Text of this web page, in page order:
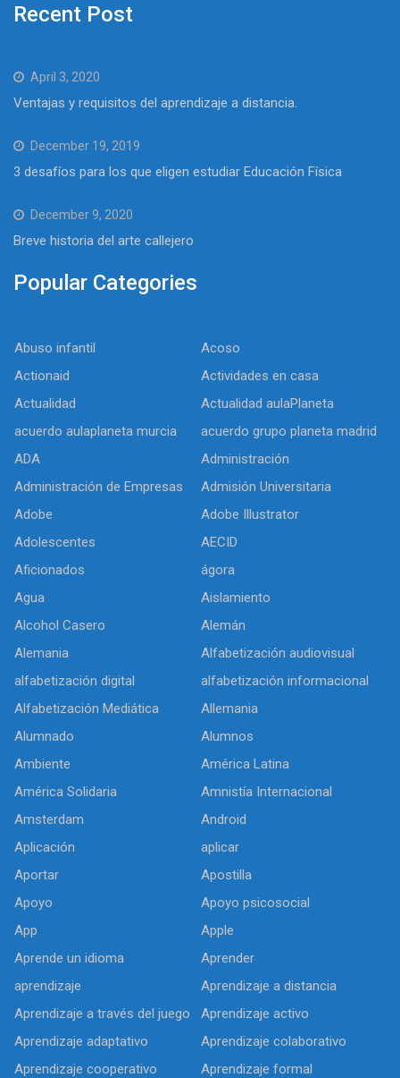
Recent Post
April 3, 2020
Ventajas y requisitos del aprendizaje a distancia.
December 19, 2019
3 desafíos para los que eligen estudiar Educación Física
December 9, 2020
Breve historia del arte callejero
Popular Categories
Abuso infantil
Acoso
Actionaid
Actividades en casa
Actualidad
Actualidad aulaPlaneta
acuerdo aulaplaneta murcia
acuerdo grupo planeta madrid
ADA
Administración
Administración de Empresas
Admisión Universitaria
Adobe
Adobe Illustrator
Adolescentes
AECID
Aficionados
ágora
Agua
Aislamiento
Alcohol Casero
Alemán
Alemania
Alfabetización audiovisual
alfabetización digital
alfabetización informacional
Alfabetización Mediática
Allemania
Alumnado
Alumnos
Ambiente
América Latina
América Solidaria
Amnistía Internacional
Amsterdam
Android
Aplicación
aplicar
Aportar
Apostilla
Apoyo
Apoyo psicosocial
App
Apple
Aprende un idioma
Aprender
aprendizaje
Aprendizaje a distancia
Aprendizaje a través del juego
Aprendizaje activo
Aprendizaje adaptativo
Aprendizaje colaborativo
Aprendizaje cooperativo
Aprendizaje formal